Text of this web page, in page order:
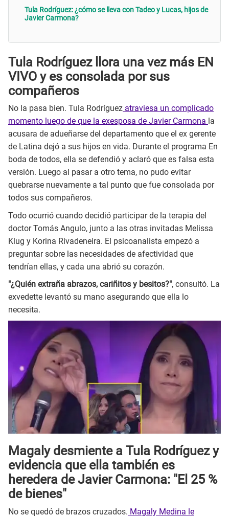
Tula Rodríguez: ¿cómo se lleva con Tadeo y Lucas, hijos de
Javier Carmona?
Tula Rodríguez llora una vez más EN
VIVO y es consolada por sus
compañeros
No la pasa bien. Tula Rodríguez atraviesa un complicado
momento luego de que la exesposa de Javier Carmona la
acusara de adueñarse del departamento que el ex gerente
de Latina dejó a sus hijos en vida. Durante el programa En
boda de todos, ella se defendió y aclaró que es falsa esta
versión. Luego al pasar a otro tema, no pudo evitar
quebrarse nuevamente a tal punto que fue consolada por
todos sus compañeros.
Todo ocurrió cuando decidió participar de la terapia del
doctor Tomás Angulo, junto a las otras invitadas Melissa
Klug y Korina Rivadeneira. El psicoanalista empezó a
preguntar sobre las necesidades de afectividad que
tendrían ellas, y cada una abrió su corazón.
"¿Quién extraña abrazos, cariñitos y besitos?", consultó. La
exvedette levantó su mano asegurando que ella lo
necesita.
Magaly desmiente a Tula Rodríguez y
evidencia que ella también es
heredera de Javier Carmona: "El 25 %
de bienes"
No se quedó de brazos cruzados. Magaly Medina le